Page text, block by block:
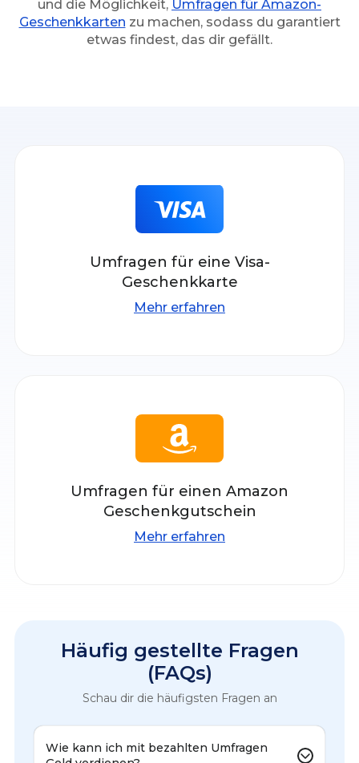
und die Möglichkeit, Umfragen für Amazon-
Geschenkkarten zu machen, sodass du garantiert
etwas findest, das dir gefällt.
Umfragen für eine Visa-
Geschenkkarte
Mehr erfahren
Umfragen für einen Amazon
Geschenkgutschein
Mehr erfahren
Häufig gestellte Fragen
(FAQs)
Schau dir die häufigsten Fragen an
Wie kann ich mit bezahlten Umfragen